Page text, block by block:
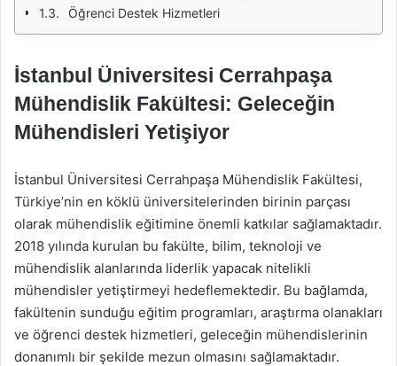
Öğrenci Destek Hizmetleri
İstanbul Üniversitesi Cerrahpaşa
Mühendislik Fakültesi: Geleceğin
Mühendisleri Yetişiyor
İstanbul Üniversitesi Cerrahpaşa Mühendislik Fakültesi,
Türkiye’nin en köklü üniversitelerinden birinin parçası
olarak mühendislik eğitimine önemli katkılar sağlamaktadır.
2018 yılında kurulan bu fakülte, bilim, teknoloji ve
mühendislik alanlarında liderlik yapacak nitelikli
mühendisler yetiştirmeyi hedeflemektedir. Bu bağlamda,
fakültenin sunduğu eğitim programları, araştırma olanakları
ve öğrenci destek hizmetleri, geleceğin mühendislerinin
donanımlı bir şekilde mezun olmasını sağlamaktadır.